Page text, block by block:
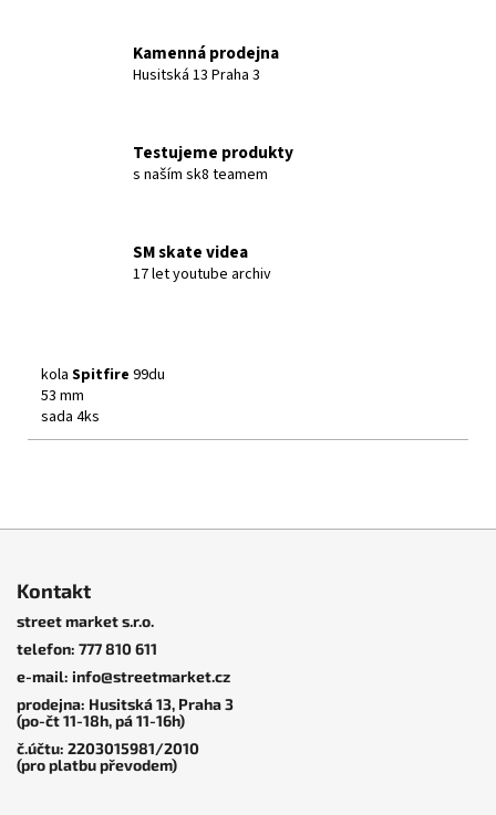
Kamenná prodejna
Husitská 13 Praha 3
Testujeme produkty
s naším sk8 teamem
SM skate videa
17 let youtube archiv
kola Spitfire 99du
53 mm
sada 4ks
Kontakt
street market s.r.o.
telefon: 777 810 611
e-mail: info@streetmarket.cz
prodejna: Husitská 13, Praha 3
(po-čt 11-18h, pá 11-16h)
č.účtu: 2203015981/2010
(pro platbu převodem)